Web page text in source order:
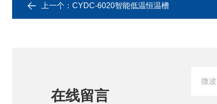
上一个： CYDC-6020智能低温恒温槽
在线留言